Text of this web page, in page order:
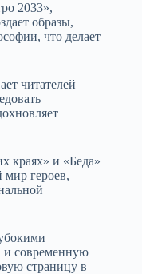
2033»,
образы,
что делает
читателей
краях» и «Беда»
мир героев,
и современную
страницу в